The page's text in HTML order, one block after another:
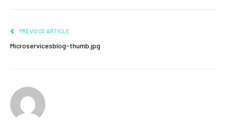
PREVIOUS ARTICLE
Microservicesblog-thumb.jpg